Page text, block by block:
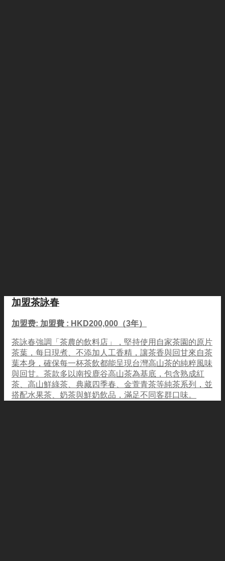
加盟茶詠春
加盟费: 加盟費 : HKD200,000（3年）
茶詠春強調「茶農的飲料店」，堅持使用自家茶園的原片
茶葉，每日現煮、不添加人工香精，讓茶香與回甘來自茶
葉本身，確保每一杯茶飲都能呈現台灣高山茶的純粹風味
與回甘。茶款多以南投鹿谷高山茶為基底，包含熟成紅
茶、高山鮮綠茶、典藏四季春、金萱青茶等純茶系列，並
搭配水果茶、奶茶與鮮奶飲品，滿足不同客群口味。